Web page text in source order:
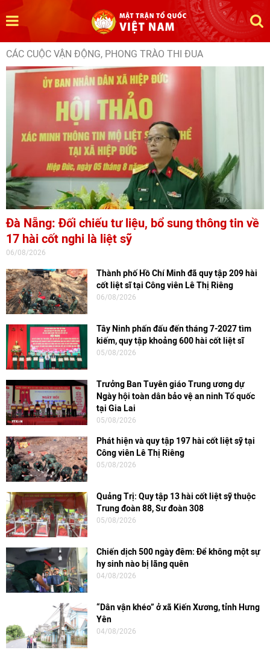
CÁC CUỘC VẬN ĐỘNG, PHONG TRÀO THI ĐUA
Đà Nẵng: Đối chiếu tư liệu, bổ sung thông tin về
17 hài cốt nghi là liệt sỹ
06/08/2026
Thành phố Hồ Chí Minh đã quy tập 209 hài
cốt liệt sĩ tại Công viên Lê Thị Riêng
06/08/2026
Tây Ninh phấn đấu đến tháng 7-2027 tìm
kiếm, quy tập khoảng 600 hài cốt liệt sĩ
05/08/2026
Trưởng Ban Tuyên giáo Trung ương dự
Ngày hội toàn dân bảo vệ an ninh Tổ quốc
tại Gia Lai
05/08/2026
Phát hiện và quy tập 197 hài cốt liệt sỹ tại
Công viên Lê Thị Riêng
05/08/2026
Quảng Trị: Quy tập 13 hài cốt liệt sỹ thuộc
Trung đoàn 88, Sư đoàn 308
05/08/2026
Chiến dịch 500 ngày đêm: Để không một sự
hy sinh nào bị lãng quên
04/08/2026
“Dân vận khéo” ở xã Kiến Xương, tỉnh Hưng
Yên
04/08/2026